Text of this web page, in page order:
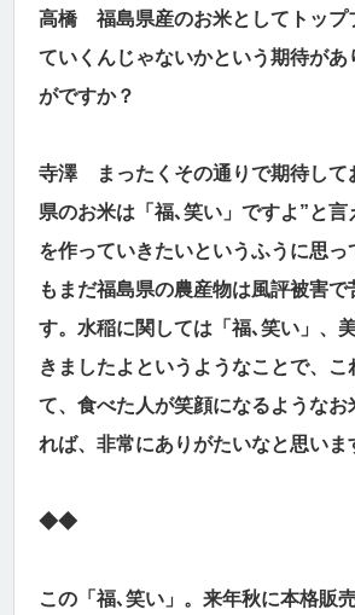
高橋 福島県産のお米としてトップ
ていくんじゃないかという期待があ
がですか？
寺澤 まったくその通りで期待して
県のお米は「福､笑い」ですよ”と言
を作っていきたいというふうに思っ
もまだ福島県の農産物は風評被害で
す。水稲に関しては「福､笑い」、
きましたよというようなことで、こ
て、食べた人が笑顔になるようなお
れば、非常にありがたいなと思いま
◆◆
この「福､笑い」。来年秋に本格販